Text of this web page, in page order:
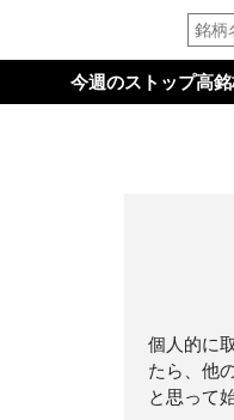
今週のストップ高
個人的に
たら、他
と思って